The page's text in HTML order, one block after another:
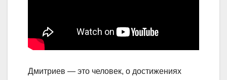
Дмитриев — это человек, о достижениях